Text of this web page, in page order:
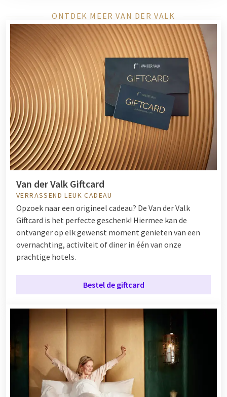
ONTDEK MEER VAN DER VALK
Van der Valk Giftcard
VERRASSEND LEUK CADEAU
Opzoek naar een origineel cadeau? De Van der Valk
Giftcard is het perfecte geschenk! Hiermee kan de
ontvanger op elk gewenst moment genieten van een
overnachting, activiteit of diner in één van onze
prachtige hotels.
Bestel de giftcard